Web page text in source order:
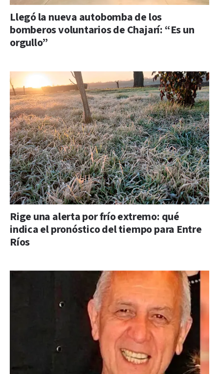
Llegó la nueva autobomba de los
bomberos voluntarios de Chajarí: “Es un
orgullo”
Rige una alerta por frío extremo: qué
indica el pronóstico del tiempo para Entre
Ríos